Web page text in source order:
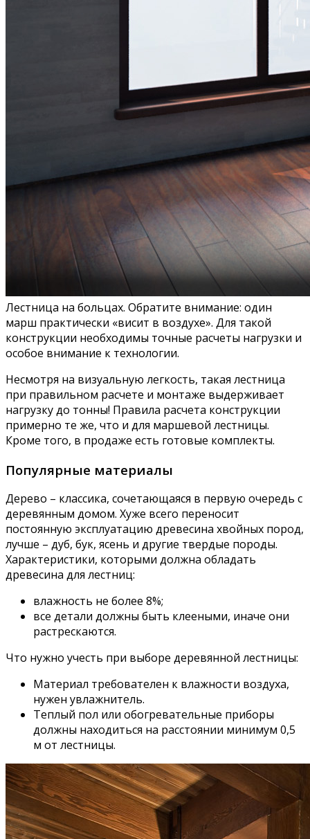
Лестница на больцах. Обратите внимание: один
марш практически «висит в воздухе». Для такой
конструкции необходимы точные расчеты нагрузки и
особое внимание к технологии.
Несмотря на визуальную легкость, такая лестница
при правильном расчете и монтаже выдерживает
нагрузку до тонны! Правила расчета конструкции
примерно те же, что и для маршевой лестницы.
Кроме того, в продаже есть готовые комплекты.
Популярные материалы
Дерево – классика, сочетающаяся в первую очередь с
деревянным домом. Хуже всего переносит
постоянную эксплуатацию древесина хвойных пород,
лучше – дуб, бук, ясень и другие твердые породы.
Характеристики, которыми должна обладать
древесина для лестниц:
влажность не более 8%;
все детали должны быть клееными, иначе они
растрескаются.
Что нужно учесть при выборе деревянной лестницы:
Материал требователен к влажности воздуха,
нужен увлажнитель.
Теплый пол или обогревательные приборы
должны находиться на расстоянии минимум 0,5
м от лестницы.